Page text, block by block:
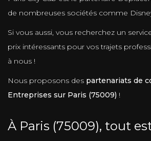
de nombreuses sociétés comme
Si vous aussi, vous recherchez un
prix intéressants pour vos trajets
à nous !
Nous proposons des partenariats de
Entreprises sur Paris (75009) !
À Paris (75009), tout